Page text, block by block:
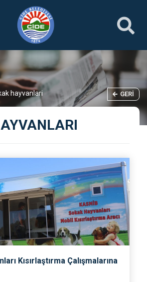
hayvanlari GERI
Kısırlaştırma Çalışmalarına